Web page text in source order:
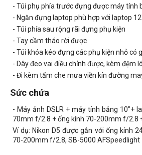
- Túi phụ phía trước đựng được máy tính
- Ngăn đựng laptop phù hợp với laptop
- Túi phía sau rộng rãi đựng phụ kiện
- Tay cầm tháo rời được
- Túi khóa kéo đựng các phụ kiện nhỏ có
- Dây đeo vai điều chỉnh được, kèm đệm
- Đi kèm tấm che mưa viền kín đường
Sức chứa
- Máy ảnh DSLR + máy tính bảng 10"+
70mm f/2.8 + ống kính 70-200mm f/2.8
Ví dụ: Nikon D5 được gắn với ống kính
70-200mm f/2.8, SB-5000 AFSpeedlight